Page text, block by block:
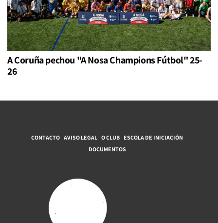
A Coruña pechou "A Nosa Champions Fútbol" 25-
26
CONTACTO AVISO LEGAL O CLUB ESCOLA DE INICIACIÓN
DOCUMENTOS